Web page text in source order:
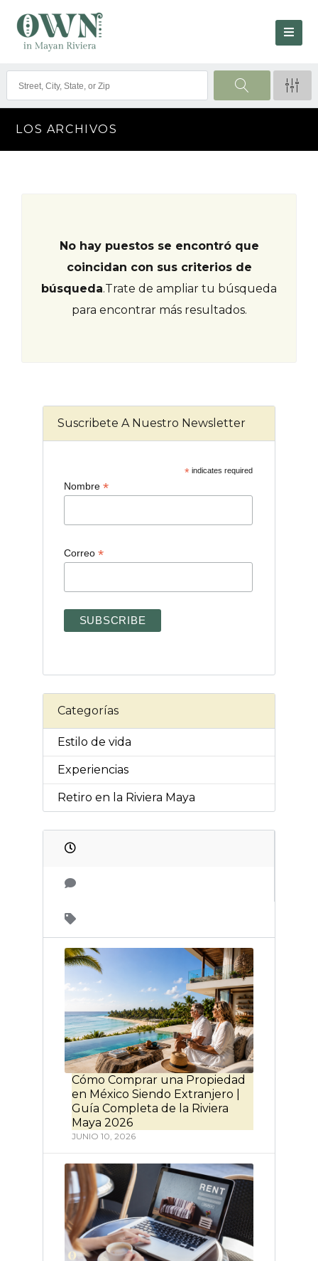
LOS ARCHIVOS
No hay puestos se encontró que
coincidan con sus criterios de
búsqueda.Trate de ampliar tu búsqueda
para encontrar más resultados.
Suscribete A Nuestro Newsletter
*indicates required
Nombre *
Correo *
Categorías
Estilo de vida
Experiencias
Retiro en la Riviera Maya
Cómo Comprar una Propiedad
en México Siendo Extranjero |
Guía Completa de la Riviera
Maya 2026
JUNIO 10, 2026